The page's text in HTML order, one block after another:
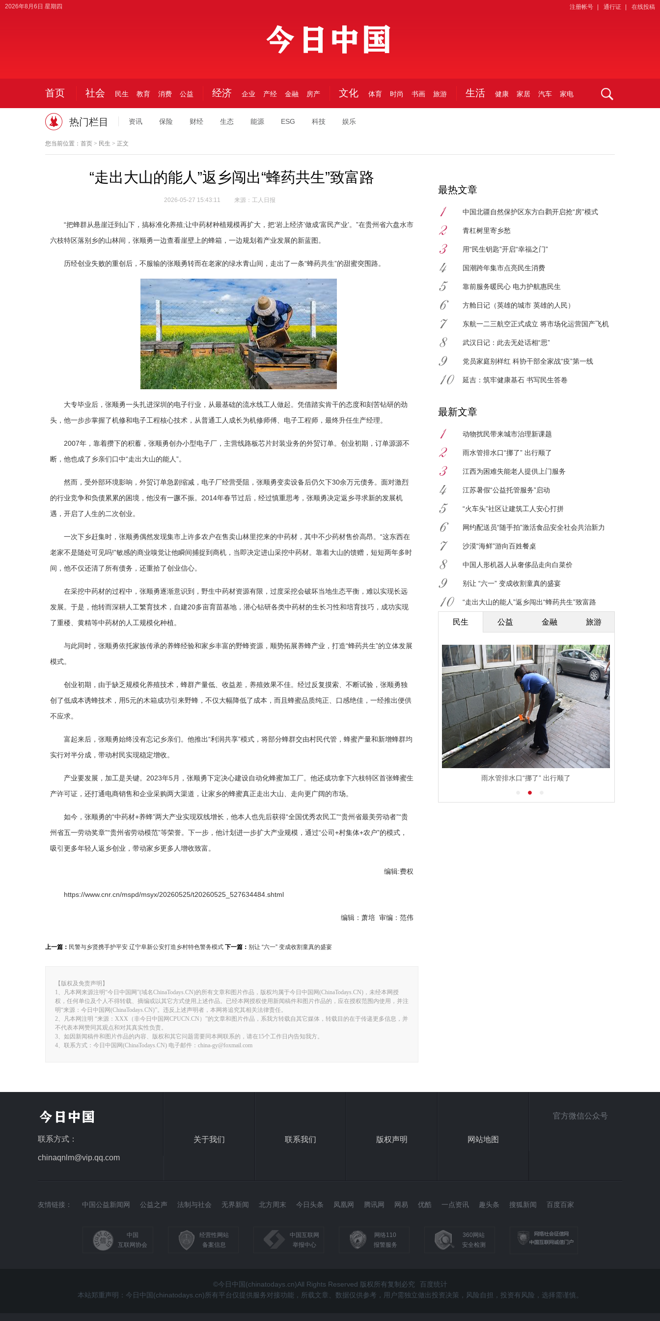
2026年8月6日 星期四 注册帐号 通行证 在线投稿
首页 社会 民生 教育 消费 公益 经济 企业 产经 金融 房产 文化 体育 时尚 书画 旅游 生活 健康 家居 汽车 家电
热门栏目 资讯 保险 财经 生态 能源 ESG 科技 娱乐
您当前位置： 首页 > 民生 > 正文
“走出大山的能人”返乡闯出“蜂药共生”致富路
2026-05-27 15:43:11 来源：工人日报
“把蜂群从悬崖迁到山下，搞标准化养殖;让中药材种植规模再扩大，把‘岩上经济’做成‘富民产业’。”在贵州省六盘水市
六枝特区落别乡的山林间，张顺勇一边查看崖壁上的蜂箱，一边规划着产业发展的新蓝图。
历经创业失败的重创后，不服输的张顺勇转而在老家的绿水青山间，走出了一条“蜂药共生”的甜蜜突围路。
大专毕业后，张顺勇一头扎进深圳的电子行业，从最基础的流水线工人做起。凭借踏实肯干的态度和刻苦钻研的劲
头，他一步步掌握了机修和电子工程核心技术，从普通工人成长为机修师傅、电子工程师，最终升任生产经理。
2007年，靠着攒下的积蓄，张顺勇创办小型电子厂，主营线路板芯片封装业务的外贸订单。创业初期，订单源源不
断，他也成了乡亲们口中“走出大山的能人”。
然而，受外部环境影响，外贸订单急剧缩减，电子厂经营受阻，张顺勇变卖设备后仍欠下30余万元债务。面对激烈
的行业竞争和负债累累的困境，他没有一蹶不振。2014年春节过后，经过慎重思考，张顺勇决定返乡寻求新的发展机
遇，开启了人生的二次创业。
一次下乡赶集时，张顺勇偶然发现集市上许多农户在售卖山林里挖来的中药材，其中不少药材售价高昂。“这东西在
老家不是随处可见吗!”敏感的商业嗅觉让他瞬间捕捉到商机，当即决定进山采挖中药材。靠着大山的馈赠，短短两年多时
间，他不仅还清了所有债务，还重拾了创业信心。
在采挖中药材的过程中，张顺勇逐渐意识到，野生中药材资源有限，过度采挖会破坏当地生态平衡，难以实现长远
发展。于是，他转而深耕人工繁育技术，自建20多亩育苗基地，潜心钻研各类中药材的生长习性和培育技巧，成功实现
了重楼、黄精等中药材的人工规模化种植。
与此同时，张顺勇依托家族传承的养蜂经验和家乡丰富的野蜂资源，顺势拓展养蜂产业，打造“蜂药共生”的立体发展
模式。
创业初期，由于缺乏规模化养殖技术，蜂群产量低、收益差，养殖效果不佳。经过反复摸索、不断试验，张顺勇独
创了低成本诱蜂技术，用5元的木箱成功引来野蜂，不仅大幅降低了成本，而且蜂蜜品质纯正、口感绝佳，一经推出便供
不应求。
富起来后，张顺勇始终没有忘记乡亲们。他推出“利润共享”模式，将部分蜂群交由村民代管，蜂蜜产量和新增蜂群均
实行对半分成，带动村民实现稳定增收。
产业要发展，加工是关键。2023年5月，张顺勇下定决心建设自动化蜂蜜加工厂。他还成功拿下六枝特区首张蜂蜜生
产许可证，还打通电商销售和企业采购两大渠道，让家乡的蜂蜜真正走出大山、走向更广阔的市场。
如今，张顺勇的“中药材+养蜂”两大产业实现双线增长，他本人也先后获得“全国优秀农民工”“贵州省最美劳动者”“贵
州省五一劳动奖章”“贵州省劳动模范”等荣誉。下一步，他计划进一步扩大产业规模，通过“公司+村集体+农户”的模式，
吸引更多年轻人返乡创业，带动家乡更多人增收致富。
编辑:费权
https://www.cnr.cn/mspd/msyx/20260525/t20260525_527634484.shtml
编辑：萧培 审编：范伟
上一篇： 民警与乡贤携手护平安 辽宁阜新公安打造乡村特色警务模式 下一篇： 别让 “六一” 变成收割童真的盛宴
【版权及免责声明】
1、凡本网来源注明“今日中国网”(域名ChinaTodays.CN)的所有文章和图片作品，版权均属于今日中国网(ChinaTodays.CN)，未经本网授
权，任何单位及个人不得转载、摘编或以其它方式使用上述作品。已经本网授权使用新闻稿件和图片作品的，应在授权范围内使用，并注
明“来源：今日中国网(ChinaTodays.CN)”。违反上述声明者，本网将追究其相关法律责任。
2、凡本网注明 “来源：XXX（非今日中国网CPUCN.CN）”的文章和图片作品，系我方转载自其它媒体，转载目的在于传递更多信息，并
不代表本网赞同其观点和对其真实性负责。
3、如因新闻稿件和图片作品的内容、版权和其它问题需要同本网联系的，请在15个工作日内告知我方。
4、联系方式：今日中国网(ChinaTodays.CN) 电子邮件：china-gy@foxmail.com
最热文章
中国北疆自然保护区东方白鹳开启抢“房”模式
青杠树里寄乡愁
用“民生钥匙”开启“幸福之门”
国潮跨年集市点亮民生消费
靠前服务暖民心 电力护航惠民生
方舱日记（英雄的城市 英雄的人民）
东航一二三航空正式成立 将市场化运营国产飞机
武汉日记：此去无处话相“思”
党员家庭别样红 科协干部全家战“疫”第一线
延吉：筑牢健康基石 书写民生答卷
最新文章
动物扰民带来城市治理新课题
雨水管排水口“挪了” 出行顺了
江西为困难失能老人提供上门服务
江苏暑假“公益托管服务”启动
“火车头”社区让建筑工人安心打拼
网约配送员“随手拍”激活食品安全社会共治新力
量
沙漠“海鲜”游向百姓餐桌
中国人形机器人从奢侈品走向白菜价
别让 “六一” 变成收割童真的盛宴
“走出大山的能人”返乡闯出“蜂药共生”致富路
民生 公益 金融 旅游
动物扰民带来城市治理新课题 雨水管排水口“挪了” 出行顺了
联系方式：
chinaqnlm@vip.qq.com
关于我们 联系我们 版权声明 网站地图
官方微信公众号
友情链接： 中国公益新闻网 公益之声 法制与社会 无界新闻 北方周末 今日头条 凤凰网 腾讯网 网易 优酷 一点资讯 趣头条 搜狐新闻 百度百家
中国
互联网协会
经营性网站
备案信息
中国互联网
举报中心
网络110
报警服务
360网站
安全检测
©今日中国(chinatodays.cn)All Rights Reserved 版权所有复制必究
百度统计
本站郑重声明：今日中国(chinatodays.cn)所有平台仅提供服务对接功能，所载文章、数据仅供参考，用户需独立做出投资决策，风险自担，投资有风险，选择需谨慎。